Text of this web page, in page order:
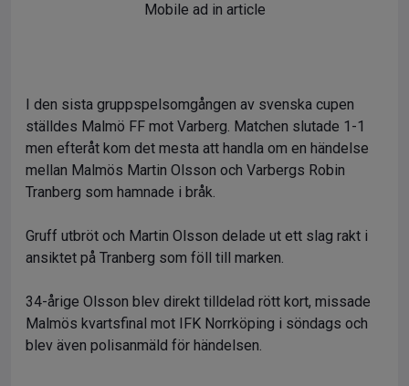
Mobile ad in article
I den sista gruppspelsomgången av svenska cupen
ställdes Malmö FF mot Varberg. Matchen slutade 1-1
men efteråt kom det mesta att handla om en händelse
mellan Malmös Martin Olsson och Varbergs Robin
Tranberg som hamnade i bråk.
Gruff utbröt och Martin Olsson delade ut ett slag rakt i
ansiktet på Tranberg som föll till marken.
34-årige Olsson blev direkt tilldelad rött kort, missade
Malmös kvartsfinal mot IFK Norrköping i söndags och
blev även polisanmäld för händelsen.